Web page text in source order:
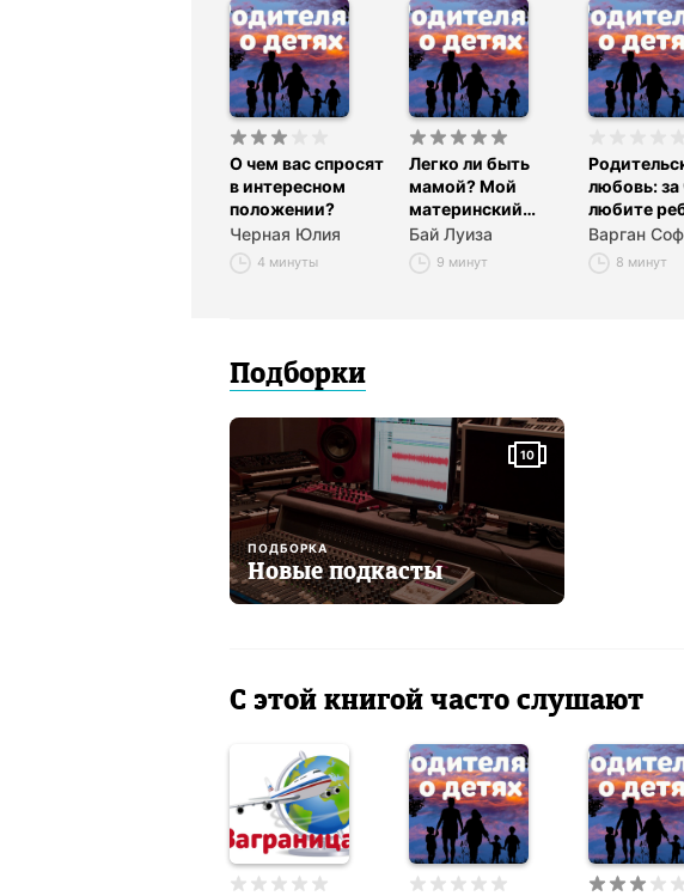
О чем вас спросят
в интересном
положении?
Черная Юлия
4 минуты
Легко ли быть
мамой? Мой
материнский
«капитал»
Бай Луиза
9 минут
любовь: за
любите
Варган
8 минут
Подборки
10
ПОДБОРКА
Новые подкасты
С этой книгой часто слушают